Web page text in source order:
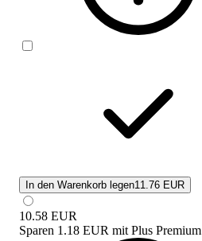
In den Warenkorb legen11.76 EUR
10.58 EUR
Sparen 1.18 EUR mit Plus Premium